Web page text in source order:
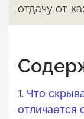
отдачу от
1. Что
отличается